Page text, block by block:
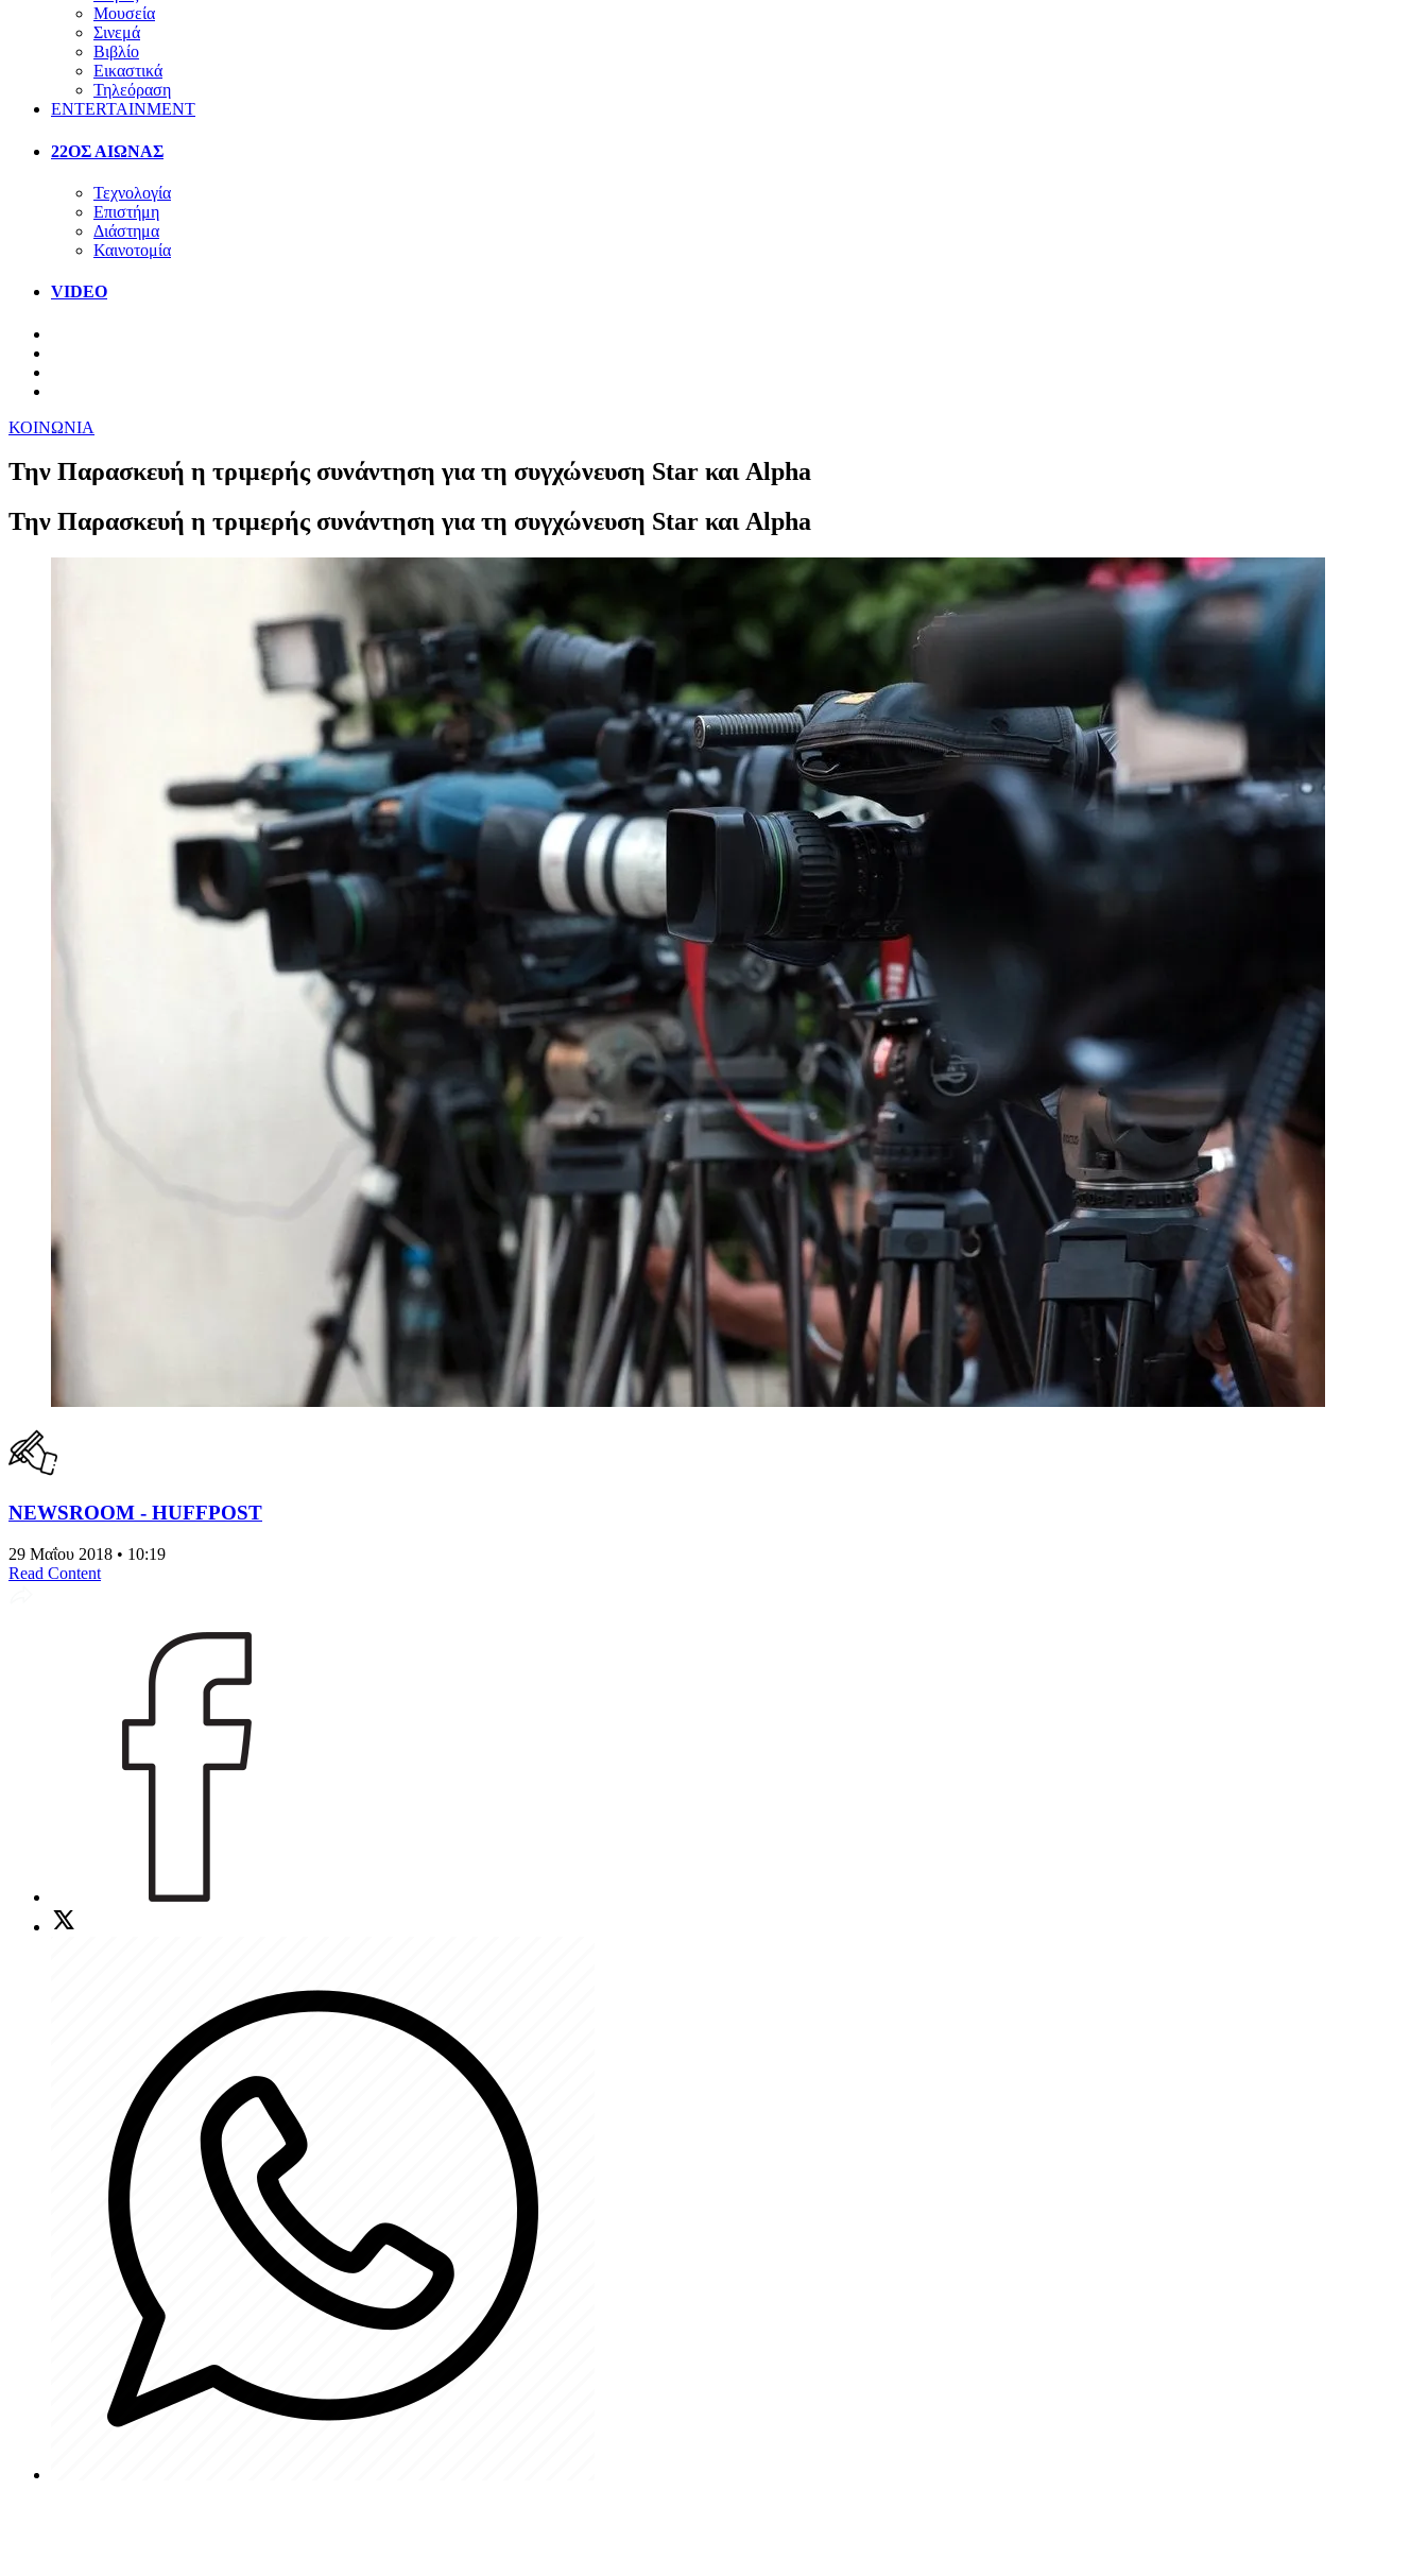
Μουσεία
Σινεμά
Βιβλίο
Εικαστικά
Τηλεόραση
ENTERTAINMENT
22ΟΣ ΑΙΩΝΑΣ
Τεχνολογία
Επιστήμη
Διάστημα
Καινοτομία
VIDEO
ΚΟΙΝΩΝΙΑ
Την Παρασκευή η τριμερής συνάντηση για τη συγχώνευση Star και Alpha
Την Παρασκευή η τριμερής συνάντηση για τη συγχώνευση Star και Alpha
NEWSROOM - HUFFPOST
29 Μαΐου 2018 • 10:19
Read Content